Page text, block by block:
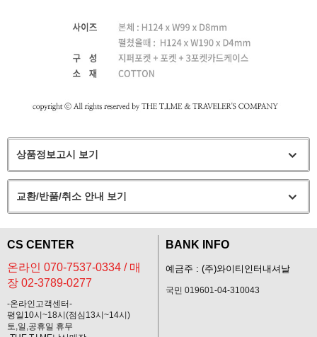
상품정보고시 보기
교환/반품/취소 안내 보기
CS CENTER
온라인 070-7537-0334 / 매
장 02-3789-0277
-온라인고객센터-
평일10시~18시(점심13시~14시)
토,일,공휴일 휴무
BANK INFO
예금주 : (주)와이티인터내셔날
국민 019601-04-310043